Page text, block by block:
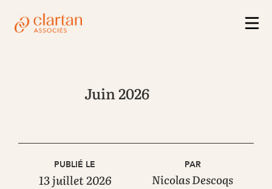
Juin 2026
PUBLIÉ LE
13 juillet 2026
PAR
Nicolas Descoqs